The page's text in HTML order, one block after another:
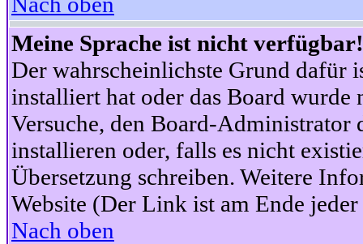
Meine Sprache ist nicht verfügbar!
Der wahrscheinlichste Grund dafür
installiert hat oder das Board wurde
Versuche, den Board-Administrator
installieren oder, falls es nicht
Übersetzung schreiben. Weitere
Website (Der Link ist am Ende jeder
Nach oben